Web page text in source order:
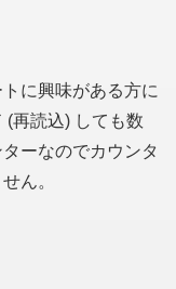
に興味がある方に
(再読込) しても数
ーなのでカウンタ
ん。